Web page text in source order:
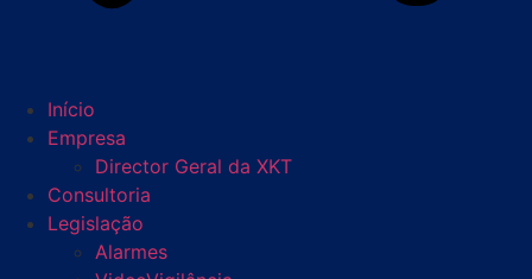
Início
Empresa
Director Geral da XKT
Consultoria
Legislação
Alarmes